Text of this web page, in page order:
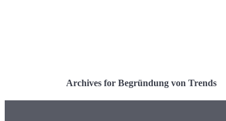
Archives for Begründung von Trends